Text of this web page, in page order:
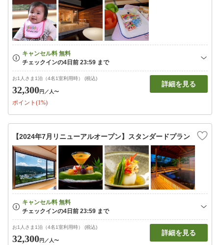
お1人さま1泊（4名1室利用時） (税込)
32,300円 ／人〜
ポイント(1%)
詳細を見る
【2024年7月リニューアルオープン】スタンダードプラン
お1人さま1泊（4名1室利用時） (税込)
32,300円 ／人〜
詳細を見る